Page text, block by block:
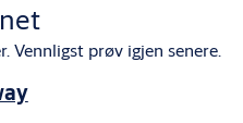
toppstifter og
herdede,
og fjærer for å øke
Vennligst prøv igjen senere.